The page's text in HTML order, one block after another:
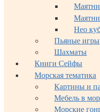
Нео
Пьяные игры
Шахматы
Книги Сейфы
Морская тематика
Картины и
Мебель в
Морские